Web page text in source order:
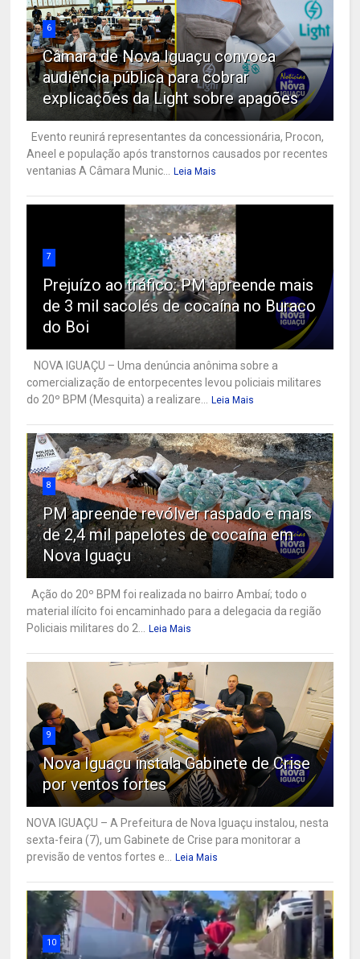
6
Câmara de Nova Iguaçu convoca
audiência pública para cobrar
explicações da Light sobre apagões
Evento reunirá representantes da concessionária, Procon,
Aneel e população após transtornos causados por recentes
ventanias A Câmara Munic... Leia Mais
7
Prejuízo ao tráfico: PM apreende mais
de 3 mil sacolés de cocaína no Buraco
do Boi
NOVA IGUAÇU – Uma denúncia anônima sobre a
comercialização de entorpecentes levou policiais militares
do 20º BPM (Mesquita) a realizare... Leia Mais
8
PM apreende revólver raspado e mais
de 2,4 mil papelotes de cocaína em
Nova Iguaçu
Ação do 20º BPM foi realizada no bairro Ambaí; todo o
material ilícito foi encaminhado para a delegacia da região
Policiais militares do 2... Leia Mais
9
Nova Iguaçu instala Gabinete de Crise
por ventos fortes
NOVA IGUAÇU – A Prefeitura de Nova Iguaçu instalou, nesta
sexta-feira (7), um Gabinete de Crise para monitorar a
previsão de ventos fortes e... Leia Mais
10